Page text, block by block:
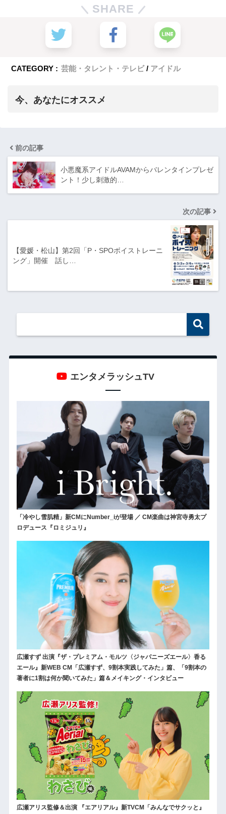
SHARE
CATEGORY : 芸能・タレント・テレビ アイドル
今、あなたにオススメ
前の記事
小悪魔系アイドルAVAMからバレンタインプレゼ
ント！少し刺激的…
次の記事
【愛媛・松山】第2回「P・SPOボイストレーニ
ング」開催 話し…
エンタメラッシュTV
「冷やし雪肌精」新CMにNumber_iが登場 ／ CM楽曲は神宮寺勇太プ
ロデュース『ロミジュリ』
広瀬すず 出演『ザ・プレミアム・モルツ〈ジャパニーズエール〉香る
エール』新WEB CM「広瀬すず、9割本実践してみた」篇、「9割本の
著者に1割は何か聞いてみた」篇＆メイキング・インタビュー
広瀬アリス監修＆出演 『エアリアル』新TVCM「みんなでサクッと』